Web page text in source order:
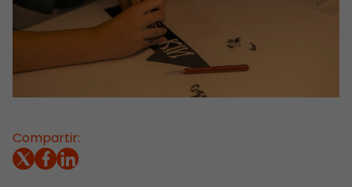
Compartir: